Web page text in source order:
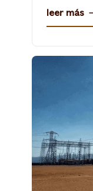
formado
suman
leer más